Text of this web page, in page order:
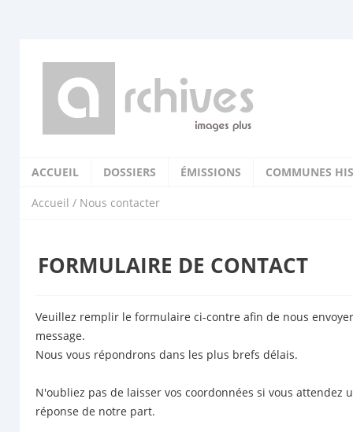
ACCUEIL DOSSIERS ÉMISSIONS COMMUNES
Accueil / Nous contacter
FORMULAIRE DE CONTACT
Veuillez remplir le formulaire ci-contre afin de nous
message.
Nous vous répondrons dans les plus brefs délais.
N'oubliez pas de laisser vos coordonnées si vous attendez
réponse de notre part.